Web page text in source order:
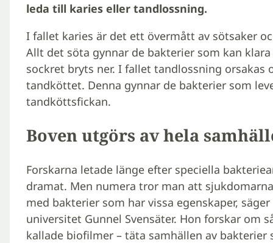
leda till karies eller tandlossning.
I fallet karies är det ett övermått av sötsaker
Allt det söta gynnar de bakterier som kan
sockret bryts ner. I fallet tandlossning orsakas
tandköttet. Denna gynnar de bakterier som
tandköttsfickan.
Boven utgörs av hela
Forskarna letade länge efter speciella
dramat. Men numera tror man att
med bakterier som har vissa egenskaper,
universitet Gunnel Svensäter. Hon forskar om
kallade biofilmer ­– täta samhällen av bakterier